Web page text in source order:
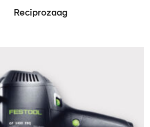
Reciprozaag